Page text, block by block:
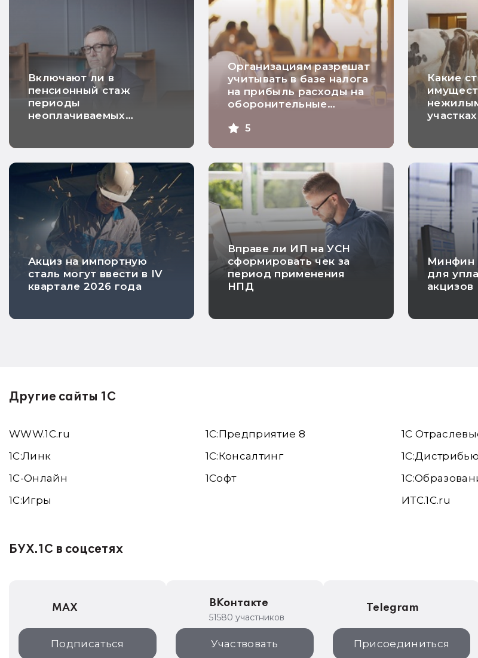
Включают ли в
пенсионный стаж
периоды
неоплачиваемых
Организациям разрешат
учитывать в базе налога
на прибыль расходы на
оборонительные
5
Какие
Акциз на импортную
сталь могут ввести в IV
квартале 2026 года
Вправе ли ИП на УСН
сформировать чек за
период применения
НПД
Минфин
для
акцизов
Другие сайты 1С
WWW.1С.ru
1С:Линк
1С-Онлайн
1C:Игры
1С:Предприятие 8
1С:Консалтинг
1Софт
1С
ИТС.1C.ru
БУХ.1С в соцсетях
MAX
Подписаться
ВКонтакте
51580 участников
Участвовать
Telegram
Присоединиться